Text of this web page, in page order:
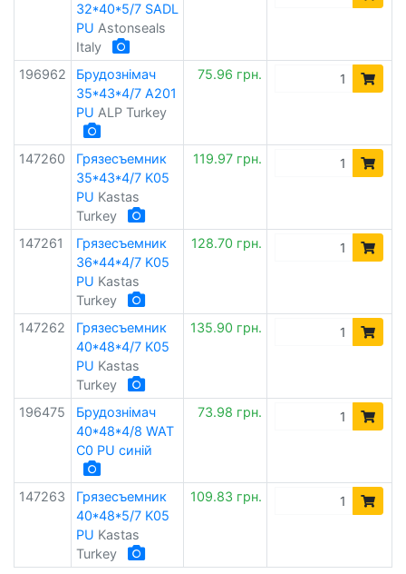
32*40*5/7 SADL
PU Astonseals
Italy
196962
Брудознімач
35*43*4/7 A201
PU ALP Turkey
75.96 грн.
147260
Грязесъемник
35*43*4/7 K05
PU Kastas
Turkey
119.97 грн.
147261
Грязесъемник
36*44*4/7 K05
PU Kastas
Turkey
128.70 грн.
147262
Грязесъемник
40*48*4/7 K05
PU Kastas
Turkey
135.90 грн.
196475
Брудознімач
40*48*4/8 WAT
C0 PU синій
73.98 грн.
147263
Грязесъемник
40*48*5/7 K05
PU Kastas
Turkey
109.83 грн.